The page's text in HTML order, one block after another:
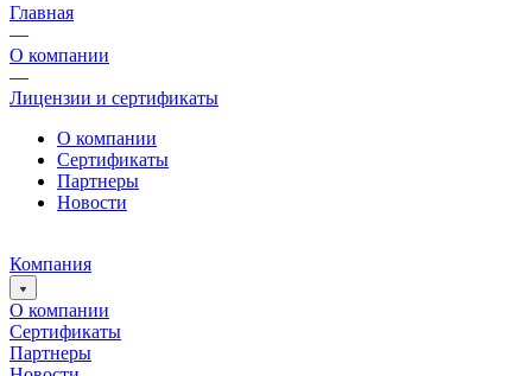
Главная
—
О компании
—
Лицензии и сертификаты
О компании
Сертификаты
Партнеры
Новости
Компания
О компании
Сертификаты
Партнеры